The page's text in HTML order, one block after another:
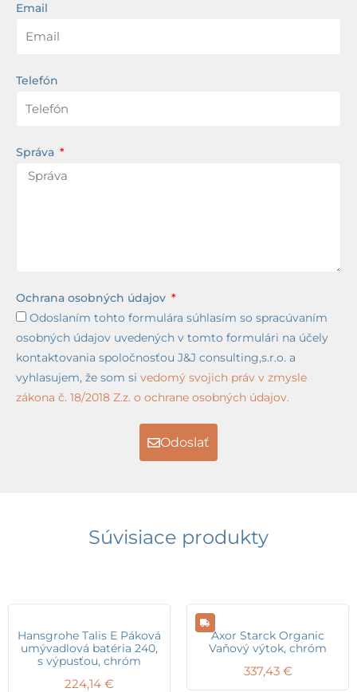
Email
Telefón
Správa
Ochrana osobných údajov
Odoslaním tohto formulára súhlasím so spracúvaním
osobných údajov uvedených v tomto formulári na účely
kontaktovania spoločnosťou J&J consulting,s.r.o. a
vyhlasujem, že som si vedomý svojich práv v zmysle
zákona č. 18/2018 Z.z. o ochrane osobných údajov.
Odoslať
Súvisiace produkty
Hansgrohe Talis E Páková
umývadlová batéria 240,
s výpusťou, chróm
224,14 €
Axor Starck Organic
Vaňový výtok, chróm
337,43 €